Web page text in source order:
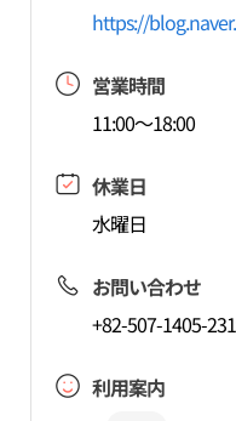
https://
営業時間
11:00～18:00
休業日
水曜日
お問い合わせ
+82-507-1405-
利用案内